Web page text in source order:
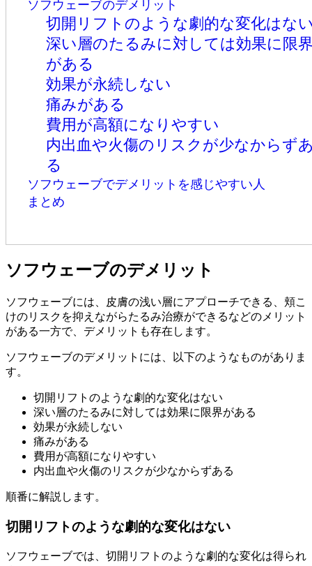
ソフウェーブのデメリット
切開リフトのような劇的な変化はな
深い層のたるみに対しては効果に限
がある
効果が永続しない
痛みがある
費用が高額になりやすい
内出血や火傷のリスクが少なからず
る
ソフウェーブでデメリットを感じやすい人
まとめ
ソフウェーブのデメリット
ソフウェーブには、皮膚の浅い層にアプローチできる、頬こ
けのリスクを抑えながらたるみ治療ができるなどのメリット
がある一方で、デメリットも存在します。
ソフウェーブのデメリットには、以下のようなものがありま
す。
切開リフトのような劇的な変化はない
深い層のたるみに対しては効果に限界がある
効果が永続しない
痛みがある
費用が高額になりやすい
内出血や火傷のリスクが少なからずある
順番に解説します。
切開リフトのような劇的な変化はない
ソフウェーブでは、切開リフトのような劇的な変化は得られ